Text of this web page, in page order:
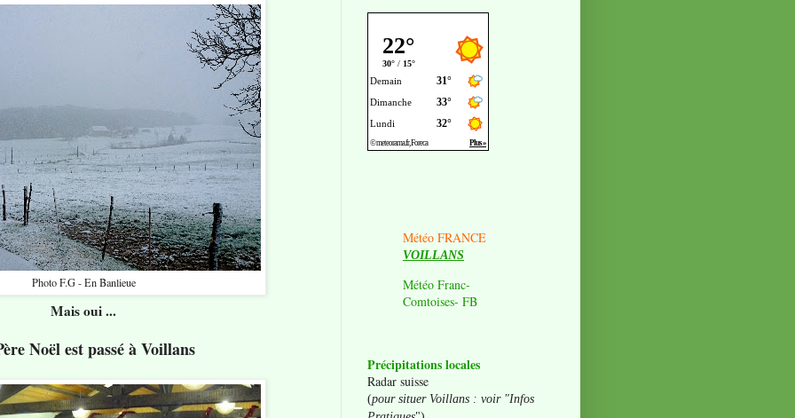
Photo F.G - En Banlieue
Mais oui ...
Noël est passé à Voillans
Météo FRANCE
VOILLANS
Météo Franc-
Comtoises- FB
Précipitations locales
Radar suisse
(pour situer Voillans : voir "Infos